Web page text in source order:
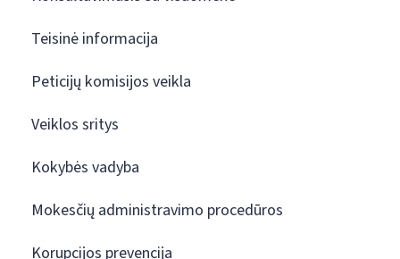
Teisinė informacija
Peticijų komisijos veikla
Veiklos sritys
Kokybės vadyba
Mokesčių administravimo procedūros
Korupcijos prevencija